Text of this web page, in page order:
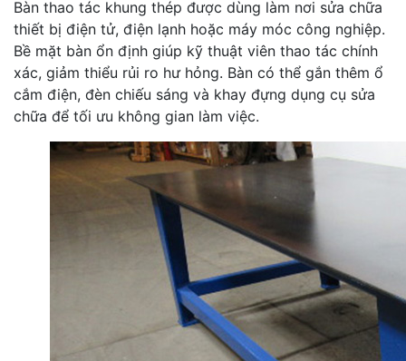
Bàn thao tác khung thép được dùng làm nơi sửa chữa
thiết bị điện tử, điện lạnh hoặc máy móc công nghiệp.
Bề mặt bàn ổn định giúp kỹ thuật viên thao tác chính
xác, giảm thiểu rủi ro hư hỏng. Bàn có thể gắn thêm ổ
cắm điện, đèn chiếu sáng và khay đựng dụng cụ sửa
chữa để tối ưu không gian làm việc.